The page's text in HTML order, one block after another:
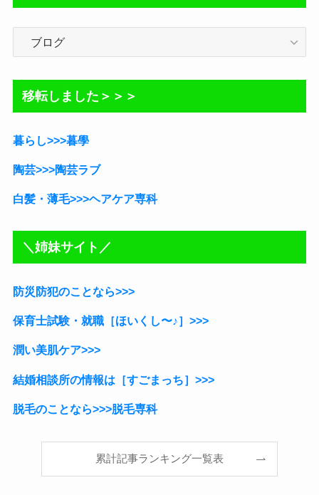
リ
移転しました＞＞＞
暮らし>>>暮學
陶芸>>>陶芸ラブ
白髪・薄毛>>>ヘアケア専科
＼姉妹サイト／
防災防犯のことなら>>>
保育士試験・就職［ほいくし〜♪］ >>>
潤い美肌ケア>>>
結婚相談所の情報は［すごまっち］>>>
脱毛のことなら>>>脱毛専科
累計記事ランキング一覧表